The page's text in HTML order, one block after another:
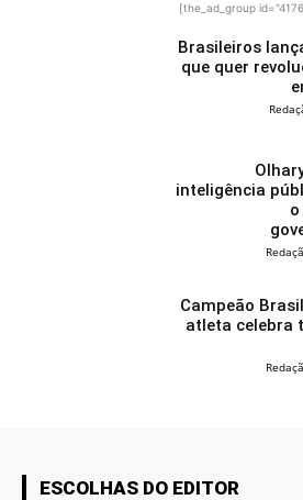
[the_ad_group
Brasileiros
que quer
inteligência
Campeão
atleta celebra
ESCOLHAS DO EDITOR